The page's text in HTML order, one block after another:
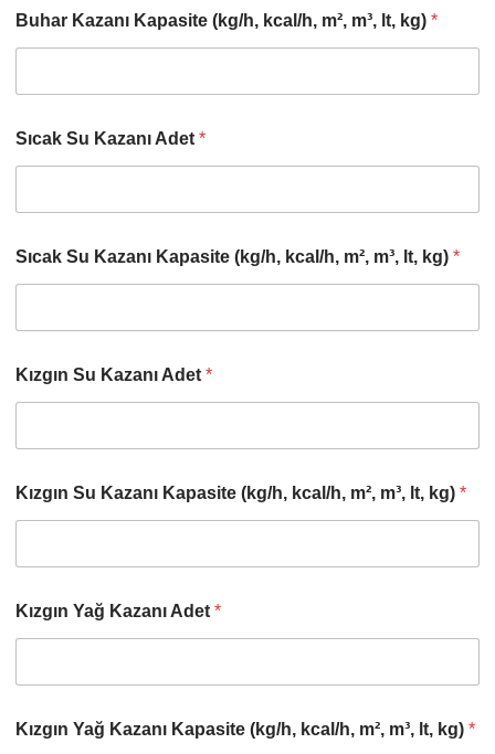
Buhar Kazanı Kapasite (kg/h, kcal/h, m², m³, lt, kg) *
Sıcak Su Kazanı Adet *
Sıcak Su Kazanı Kapasite (kg/h, kcal/h, m², m³, lt, kg) *
Kızgın Su Kazanı Adet *
Kızgın Su Kazanı Kapasite (kg/h, kcal/h, m², m³, lt, kg) *
Kızgın Yağ Kazanı Adet *
Kızgın Yağ Kazanı Kapasite (kg/h, kcal/h, m², m³, lt, kg) *